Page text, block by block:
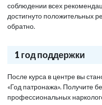
соблюдении всех
достигнуто положительных
обратно.
1 год поддержки
После курса в центре вы
«Год патронажа». Получите
профессиональных